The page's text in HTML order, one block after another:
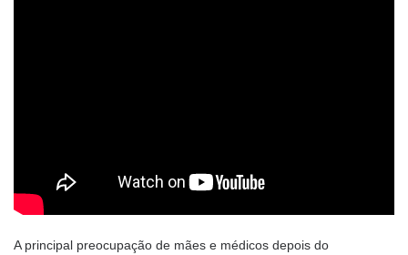
A principal preocupação de mães e médicos depois do